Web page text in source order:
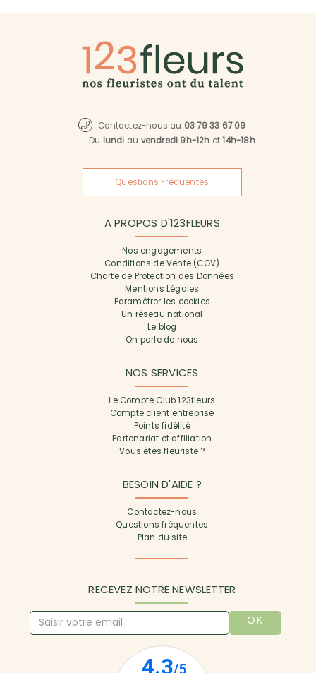
Contactez-nous au 03 79 33 67 09
Du lundi au vendredi 9h-12h et14h-18h
Questions Fréquentes
A PROPOS D'123FLEURS
Nos engagements
Conditions de Vente (CGV)
Charte de Protection des Données
Mentions Légales
Paramétrer les cookies
Un réseau national
Le blog
On parle de nous
NOS SERVICES
Le Compte Club 123fleurs
Compte client entreprise
Points fidélité
Partenariat et affiliation
Vous êtes fleuriste ?
BESOIN D'AIDE ?
Contactez-nous
Questions fréquentes
Plan du site
RECEVEZ NOTRE NEWSLETTER
OK